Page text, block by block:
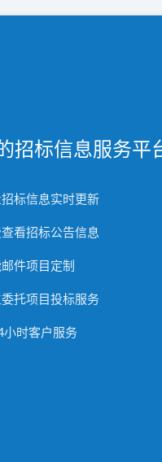
招标信息服务平
标信息实时更新
看招标公告信息
件项目定制
托项目投标服务
小时客户服务